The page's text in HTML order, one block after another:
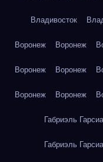
Владивосток
Воронеж Воронеж
Воронеж Воронеж
Воронеж Воронеж
Габриэль
Габриэль